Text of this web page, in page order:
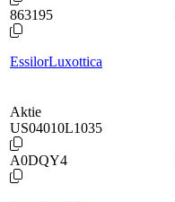
863195
EssilorLuxottica
Aktie
US04010L1035
A0DQY4